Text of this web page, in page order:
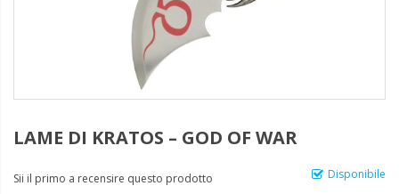
LAME DI KRATOS – GOD OF WAR
Disponibile
Sii il primo a recensire questo prodotto